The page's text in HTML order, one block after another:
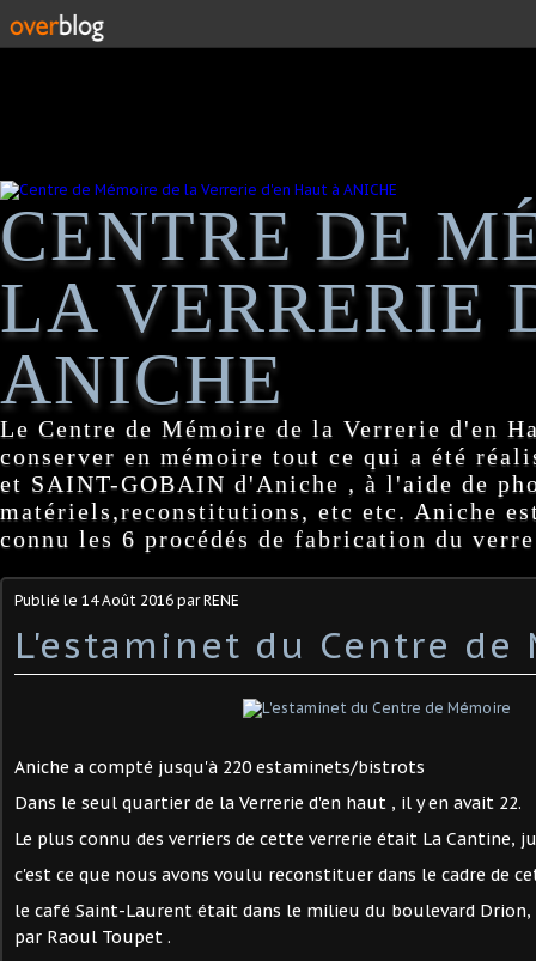
CENTRE DE
LA VERRERIE
ANICHE
Le Centre de Mémoire de la Verrerie d'en
conserver en mémoire tout ce qui a été
et SAINT-GOBAIN d'Aniche , à l'aide de
matériels,reconstitutions, etc etc. Aniche
connu les 6 procédés de fabrication du
Publié le 14 Août 2016 par RENE
L'estaminet du Centre de
Aniche a compté jusqu'à 220 estaminets/bistrots
Dans le seul quartier de la Verrerie d'en haut , il y en avait 22.
Le plus connu des verriers de cette verrerie était La Cantine,
c'est ce que nous avons voulu reconstituer dans le cadre de
le café Saint-Laurent était dans le milieu du boulevard
par Raoul Toupet .